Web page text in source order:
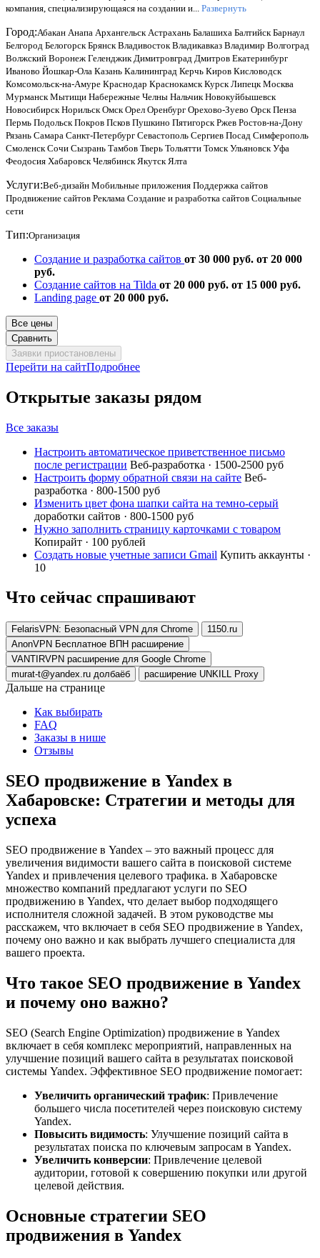
компания, специализирующаяся на создании и...
Развернуть
Город:Абакан Анапа Архангельск Астрахань Балашиха Балтийск Барнаул
Белгород Белогорск Брянск Владивосток Владикавказ Владимир Волгоград
Волжский Воронеж Геленджик Димитровград Дмитров Екатеринбург
Иваново Йошкар-Ола Казань Калининград Керчь Киров Кисловодск
Комсомольск-на-Амуре Краснодар Краснокамск Курск Липецк Москва
Мурманск Мытищи Набережные Челны Нальчик Новокуйбышевск
Новосибирск Норильск Омск Орел Оренбург Орехово-Зуево Орск Пенза
Пермь Подольск Покров Псков Пушкино Пятигорск Ржев Ростов-на-Дону
Рязань Самара Санкт-Петербург Севастополь Сергиев Посад Симферополь
Смоленск Сочи Сызрань Тамбов Тверь Тольятти Томск Ульяновск Уфа
Феодосия Хабаровск Челябинск Якутск Ялта
Услуги:Веб-дизайн Мобильные приложения Поддержка сайтов
Продвижение сайтов Реклама Создание и разработка сайтов Социальные
сети
Тип:Организация
Создание и разработка сайтов от 30 000 руб. от 20 000
руб.
Создание сайтов на Tilda от 20 000 руб. от 15 000 руб.
Landing page от 20 000 руб.
Все цены
Сравнить
Заявки приостановлены
Перейти на сайтПодробнее
Открытые заказы рядом
Все заказы
Настроить автоматическое приветственное письмо
после регистрации Веб-разработка · 1500-2500 руб
Настроить форму обратной связи на сайте Веб-
разработка · 800-1500 руб
Изменить цвет фона шапки сайта на темно-серый
доработки сайтов · 800-1500 руб
Нужно заполнить страницу карточками с товаром
Копирайт · 100 рублей
Создать новые учетные записи Gmail Купить аккаунты ·
10
Что сейчас спрашивают
FelarisVPN: Безопасный VPN для Chrome
1150.ru
AnonVPN Бесплатное ВПН расширение
VANTIRVPN расширение для Google Chrome
murat-t@yandex.ru долбаёб
расширение UNKILL Proxy
Дальше на странице
Как выбирать
FAQ
Заказы в нише
Отзывы
SEO продвижение в Yandex в
Хабаровске: Стратегии и методы для
успеха
SEO продвижение в Yandex – это важный процесс для
увеличения видимости вашего сайта в поисковой системе
Yandex и привлечения целевого трафика. в Хабаровске
множество компаний предлагают услуги по SEO
продвижению в Yandex, что делает выбор подходящего
исполнителя сложной задачей. В этом руководстве мы
расскажем, что включает в себя SEO продвижение в Yandex,
почему оно важно и как выбрать лучшего специалиста для
вашего проекта.
Что такое SEO продвижение в Yandex
и почему оно важно?
SEO (Search Engine Optimization) продвижение в Yandex
включает в себя комплекс мероприятий, направленных на
улучшение позиций вашего сайта в результатах поисковой
системы Yandex. Эффективное SEO продвижение помогает:
Увеличить органический трафик: Привлечение
большего числа посетителей через поисковую систему
Yandex.
Повысить видимость: Улучшение позиций сайта в
результатах поиска по ключевым запросам в Yandex.
Увеличить конверсии: Привлечение целевой
аудитории, готовой к совершению покупки или другой
целевой действия.
Основные стратегии SEO
продвижения в Yandex